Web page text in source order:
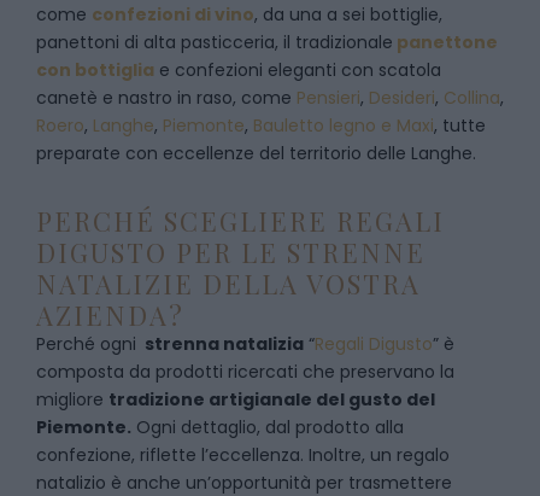
come confezioni di vino, da una a sei bottiglie,
panettoni di alta pasticceria, il tradizionale panettone
con bottiglia e confezioni eleganti con scatola
canetè e nastro in raso, come Pensieri, Desideri, Collina,
Roero, Langhe, Piemonte, Bauletto legno e Maxi, tutte
preparate con eccellenze del territorio delle Langhe.
PERCHÉ SCEGLIERE REGALI
DIGUSTO PER LE STRENNE
NATALIZIE DELLA VOSTRA
AZIENDA?
Perché ogni strenna natalizia “Regali Digusto” è
composta da prodotti ricercati che preservano la
migliore tradizione artigianale del gusto del
Piemonte. Ogni dettaglio, dal prodotto alla
confezione, riflette l’eccellenza. Inoltre, un regalo
natalizio è anche un’opportunità per trasmettere